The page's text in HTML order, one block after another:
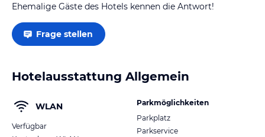
Ehemalige Gäste des Hotels kennen die Antwort!
Frage stellen
Hotelausstattung Allgemein
WLAN
Verfügbar
Parkmöglichkeiten
Parkplatz
Parkservice